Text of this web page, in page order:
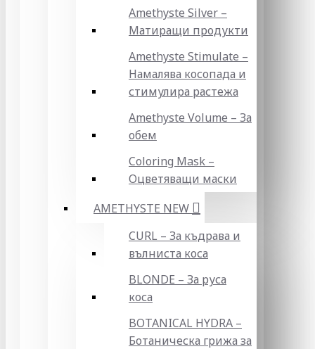
Amethyste Silver –
Матиращи продукти
Amethyste Stimulate –
Намалява косопада и
стимулира растежа
Amethyste Volume – За
обем
Coloring Mask –
Оцветяващи маски
AMETHYSTE NEW
CURL – За къдрава и
вълниста коса
BLONDE – За руса
коса
BOTANICAL HYDRA –
Ботаническа грижа за